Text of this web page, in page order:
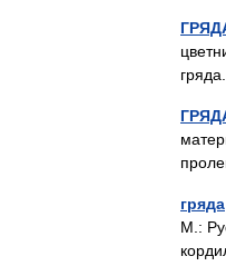
гряда
М.: